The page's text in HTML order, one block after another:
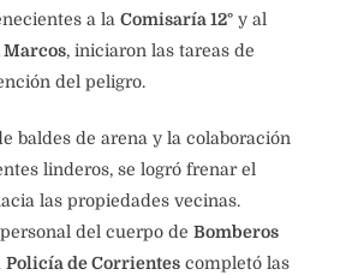
a la Comisaría 12° y al
Marcos, iniciaron las tareas de
del peligro.
baldes de arena y la colaboración
linderos, se logró frenar el
las propiedades vecinas.
del cuerpo de Bomberos
Policía de Corrientes completó las